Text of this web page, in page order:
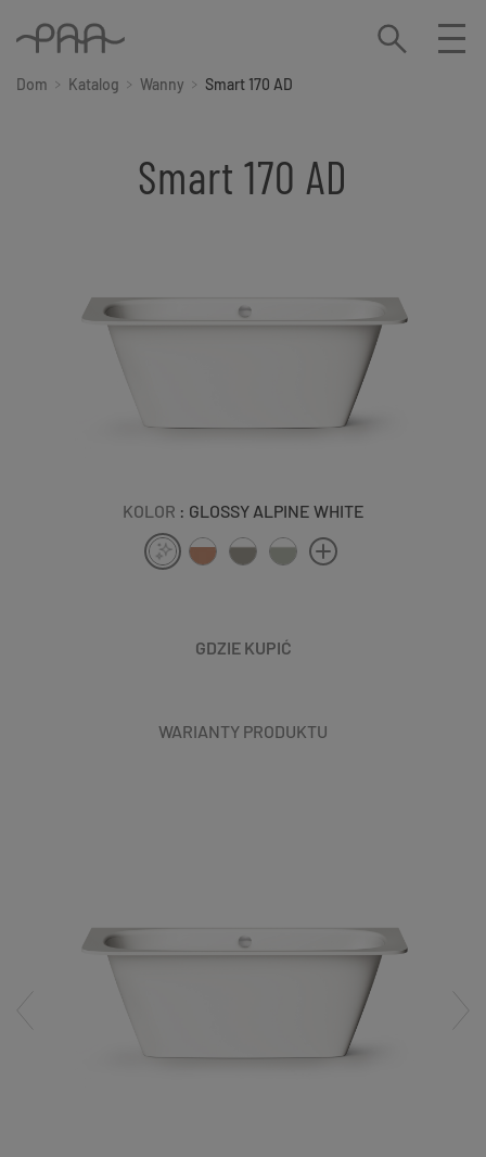
Dom Katalog Wanny Smart 170 AD
Smart 170 AD
KOLOR : GLOSSY ALPINE WHITE
GDZIE KUPIĆ
WARIANTY PRODUKTU